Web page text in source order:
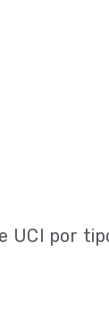
UCI por